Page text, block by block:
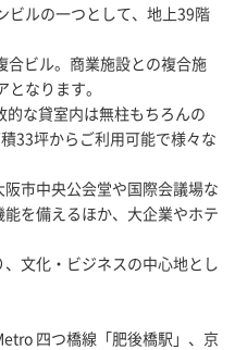
ビルの一つとして、地上39階
ビル。商業施設との複合施
なります。
な貸室内は無柱もちろんの
33坪からご利用可能で様々な
市中央公会堂や国際会議場な
を備えるほか、大企業やホテ
文化・ビジネスの中心地とし
四つ橋線「肥後橋駅」、京